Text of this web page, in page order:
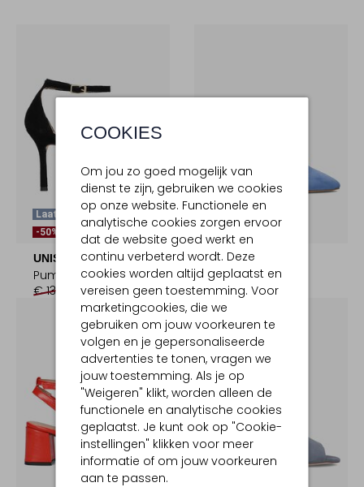
COOKIES
Om jou zo goed mogelijk van
dienst te zijn, gebruiken we cookies
op onze website. Functionele en
analytische cookies zorgen ervoor
dat de website goed werkt en
continu verbeterd wordt. Deze
cookies worden altijd geplaatst en
vereisen geen toestemming. Voor
marketingcookies, die we
gebruiken om jouw voorkeuren te
volgen en je gepersonaliseerde
advertenties te tonen, vragen we
jouw toestemming. Als je op
"Weigeren" klikt, worden alleen de
functionele en analytische cookies
geplaatst. Je kunt ook op "Cookie-
instellingen" klikken voor meer
informatie of om jouw voorkeuren
aan te passen.
Laatste Items
-50%
UNISA
Pumps
€ 134,95
€ 66,99
-50%
UNISA
Pumps
€ 139,95 € 69,99